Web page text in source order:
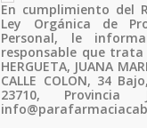
En cumplimiento del
Ley Orgánica de
Personal, le
responsable que trata
HERGUETA, JUANA
CALLE COLON, 34
23710, Provincia